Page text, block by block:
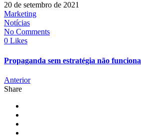
20 de setembro de 2021
Marketing
Notícias
No Comments
0 Likes
Propaganda sem estratégia não funciona
Anterior
Share